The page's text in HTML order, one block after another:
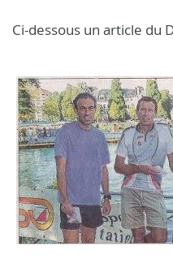
Ci-dessous un article du